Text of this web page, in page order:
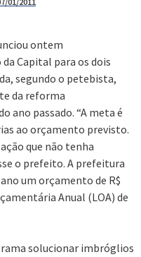
ontem
Capital para os dois
segundo o petebista,
da reforma
ano passado. “A meta é
ao orçamento previsto.
que não tenha
o prefeito. A prefeitura
um orçamento de R$
Anual (LOA) de
solucionar imbróglios